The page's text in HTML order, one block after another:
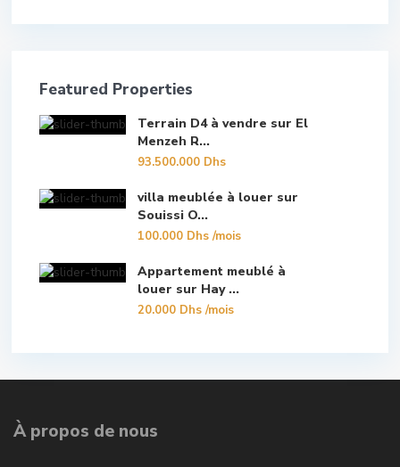
Featured Properties
Terrain D4 à vendre sur El
Menzeh R...
93.500.000 Dhs
villa meublée à louer sur
Souissi O...
100.000 Dhs/mois
Appartement meublé à
louer sur Hay ...
20.000 Dhs/mois
À propos de nous